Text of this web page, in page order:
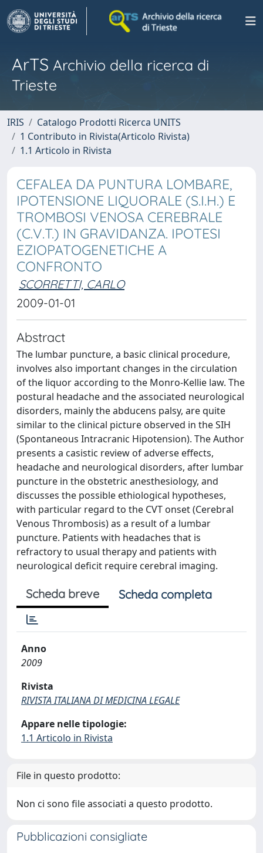
ArTS Archivio della ricerca di
Trieste
IRIS
Catalogo Prodotti Ricerca UNITS
1 Contributo in Rivista(Articolo Rivista)
1.1 Articolo in Rivista
CEFALEA DA PUNTURA LOMBARE,
IPOTENSIONE LIQUORALE (S.I.H.) E
TROMBOSI VENOSA CEREBRALE
(C.V.T.) IN GRAVIDANZA. IPOTESI
EZIOPATOGENETICHE A
CONFRONTO
SCORRETTI, CARLO
2009-01-01
Abstract
The lumbar puncture, a basic clinical procedure,
involves also important changes in the circulation
of the liquor according to the Monro-Kellie law. The
postural headache and the associated neurological
disorders, mainly the abducens palsy, are quite
similar to the clinical picture observed in the SIH
(Spontaneous Intracranic Hipotension). The Author
presents a casistic review of adverse effects,
headache and neurological disorders, after lumbar
puncture in the obstetric anesthesiology, and
discusses the possible ethiological hypotheses,
with particular regard to the CVT onset (Cerebral
Venous Thrombosis) as a result of a lumbar
puncture. Patients with headaches that is
refractory to usual therapy and patients with
neurological deficit require cerebral imaging.
Scheda breve Scheda completa
Anno
2009
Rivista
RIVISTA ITALIANA DI MEDICINA LEGALE
Appare nelle tipologie:
1.1 Articolo in Rivista
File in questo prodotto:
Non ci sono file associati a questo prodotto.
Pubblicazioni consigliate